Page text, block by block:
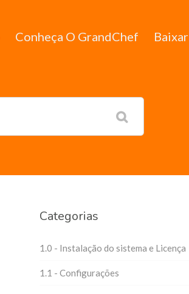
Conheça O GrandChef Baixar
Categorias
1.0 - Instalação do sistema e Licença
1.1 - Configurações